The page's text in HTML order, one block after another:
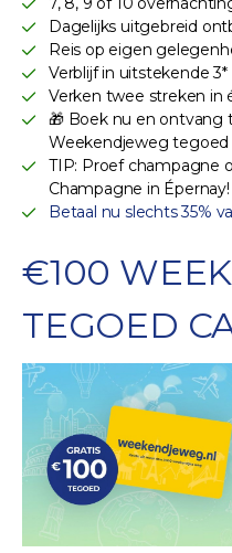
Dagelijks uitgebreid
Reis op eigen
Verblijf in uitstekende
Verken twee streken in
🎁 Boek nu en ontvang
Weekendjeweg tegoed
TIP: Proef champagne
Champagne in Épernay!
Betaal nu slechts 35%
€100
TEGOED